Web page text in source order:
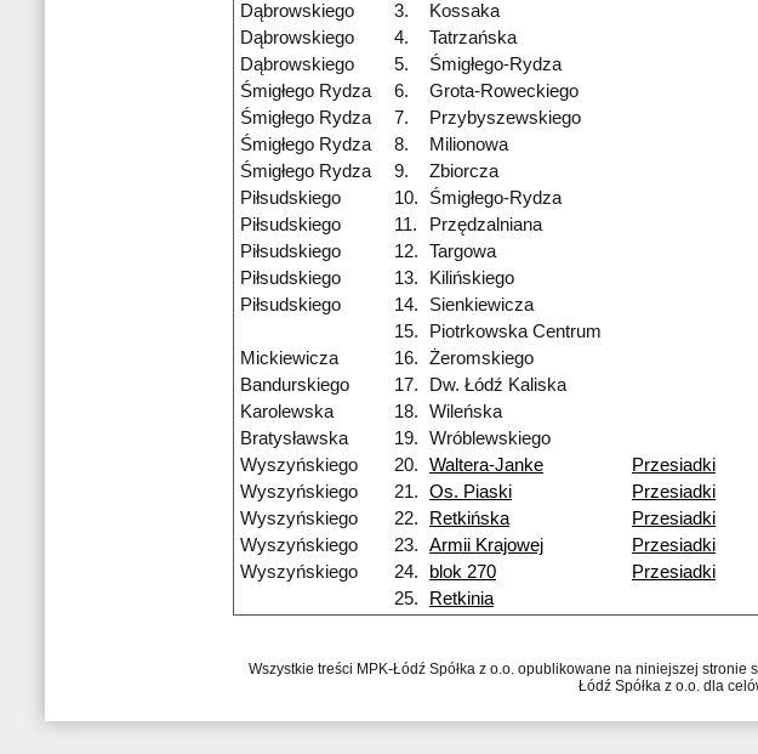
Dąbrowskiego
3.
Kossaka
Dąbrowskiego
4.
Tatrzańska
Dąbrowskiego
5.
Śmigłego-Rydza
Śmigłego Rydza
6.
Grota-Roweckiego
Śmigłego Rydza
7.
Przybyszewskiego
Śmigłego Rydza
8.
Milionowa
Śmigłego Rydza
9.
Zbiorcza
Piłsudskiego
10.
Śmigłego-Rydza
Piłsudskiego
11.
Przędzalniana
Piłsudskiego
12.
Targowa
Piłsudskiego
13.
Kilińskiego
Piłsudskiego
14.
Sienkiewicza
15.
Piotrkowska Centrum
Mickiewicza
16.
Żeromskiego
Bandurskiego
17.
Dw. Łódź Kaliska
Karolewska
18.
Wileńska
Bratysławska
19.
Wróblewskiego
Wyszyńskiego
20. Waltera-Janke
Przesiadki
Wyszyńskiego
21. Os. Piaski
Przesiadki
Wyszyńskiego
22. Retkińska
Przesiadki
Wyszyńskiego
23. Armii Krajowej
Przesiadki
Wyszyńskiego
24. blok 270
Przesiadki
25.
Retkinia
Wszystkie treści MPK-Łódź Spółka z o.o. opublikowane na niniejszej
Łódź Spółka z o.o. dla